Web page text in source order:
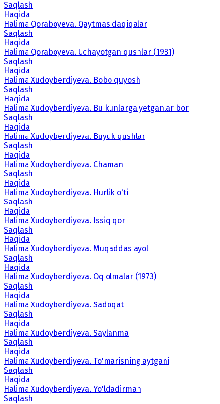
Saqlash
Haqida
Halima Qoraboyeva. Qaytmas daqiqalar
Saqlash
Haqida
Halima Qoraboyeva. Uchayotgan qushlar (1981)
Saqlash
Haqida
Halima Xudoyberdiyeva. Bobo quyosh
Saqlash
Haqida
Halima Xudoyberdiyeva. Bu kunlarga yetganlar bor
Saqlash
Haqida
Halima Xudoyberdiyeva. Buyuk qushlar
Saqlash
Haqida
Halima Xudoyberdiyeva. Chaman
Saqlash
Haqida
Halima Xudoyberdiyeva. Hurlik o'ti
Saqlash
Haqida
Halima Xudoyberdiyeva. Issiq qor
Saqlash
Haqida
Halima Xudoyberdiyeva. Muqaddas ayol
Saqlash
Haqida
Halima Xudoyberdiyeva. Oq olmalar (1973)
Saqlash
Haqida
Halima Xudoyberdiyeva. Sadoqat
Saqlash
Haqida
Halima Xudoyberdiyeva. Saylanma
Saqlash
Haqida
Halima Xudoyberdiyeva. To'marisning aytgani
Saqlash
Haqida
Halima Xudoyberdiyeva. Yo'ldadirman
Saqlash